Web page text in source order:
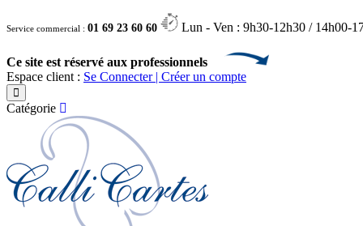
Service commercial : 01 69 23 60 60 Lun - Ven : 9h30-12h30 / 14h00-
Ce site est réservé aux professionnels
Espace client : Se Connecter | Créer un compte
Catégorie